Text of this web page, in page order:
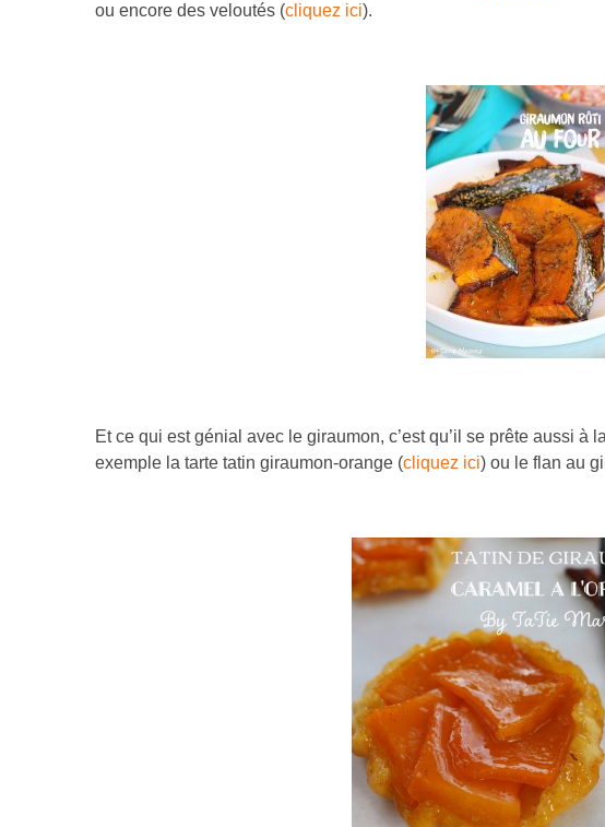
ou encore des veloutés (cliquez ici).
Et ce qui est génial avec le giraumon, c’est qu’il se prête aussi à
exemple la tarte tatin giraumon-orange (cliquez ici) ou le flan au